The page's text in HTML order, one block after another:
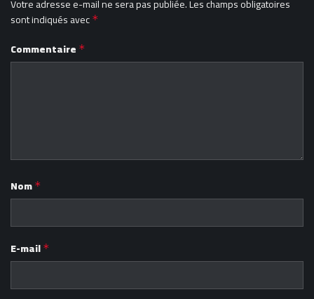
Votre adresse e-mail ne sera pas publiée.Les champs obligatoires
sont indiqués avec *
Commentaire *
Nom *
E-mail *